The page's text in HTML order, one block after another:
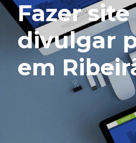
Fazer
divulgar
em